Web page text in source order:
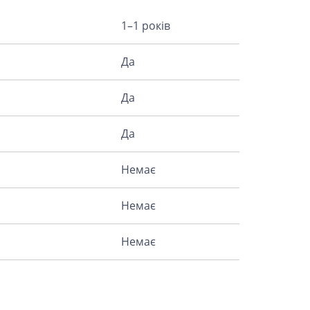
1–1 років
Да
Да
Да
Немає
Немає
Немає